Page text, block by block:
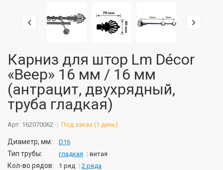
Карниз для штор Lm Décor
«Веер» 16 мм / 16 мм
(антрацит, двухрядный,
труба гладкая)
Арт: 162070062 Под заказ (1 день)
Диаметр, мм: D16
Тип трубы: гладкая витая
Кол-во рядов: 1 ряд 2 ряда